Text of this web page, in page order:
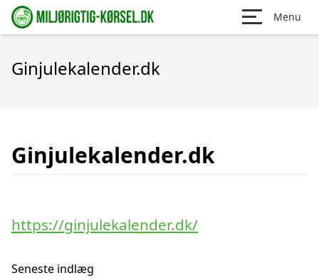
Menu
Ginjulekalender.dk
Ginjulekalender.dk
https://ginjulekalender.dk/
Seneste indlæg